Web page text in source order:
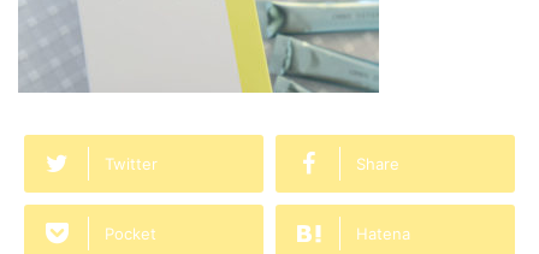
Twitter Share
Pocket Hatena